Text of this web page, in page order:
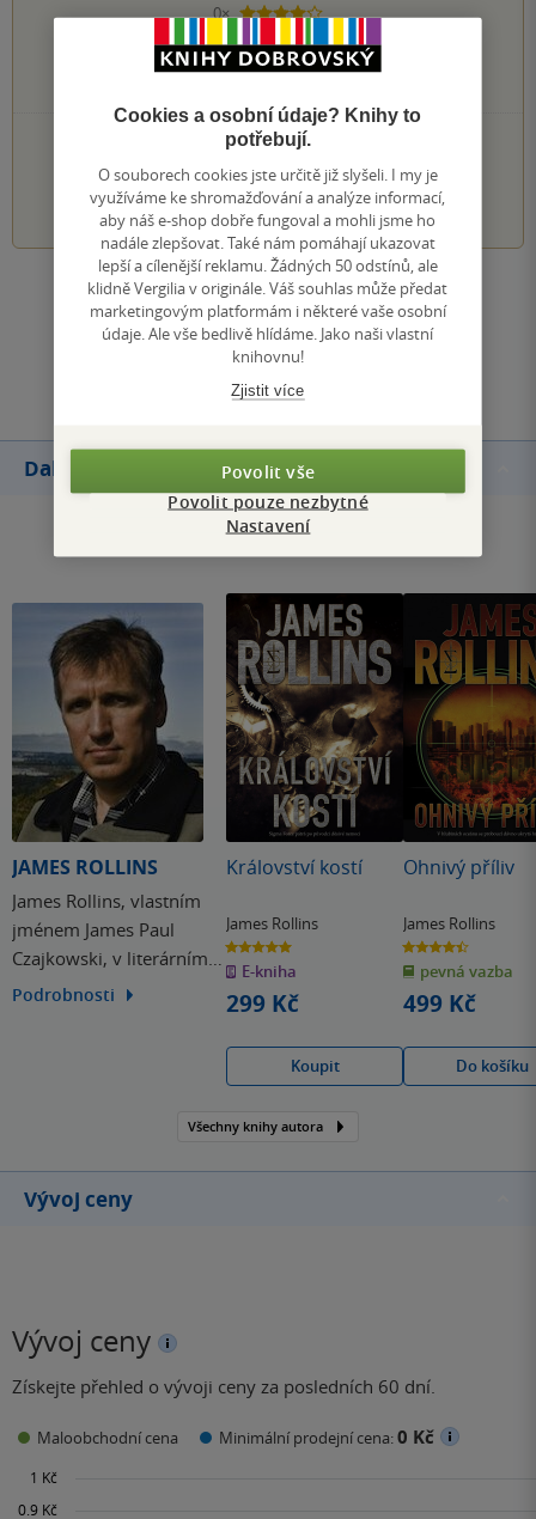
0×
4 hvězdičky
3 hvězdičky
0×
2 hvězdičky
PŘIDEJTE SVÉ HODNOCENÍ KNIHY
1 2 3 4 5
Zobrazit všechna hodnocení
Přidat hodnocení
Další knihy autora
JAMES ROLLINS
James Rollins, vlastním
jménem James Paul
Czajkowski, v literárním
světě též někdy
nejlepších autorů
vědeckých thrillerů a…
Podrobnosti
Království kostí
James Rollins
5.0
z
5
hvězdiček
E-kniha
299 Kč
Koupit
Ohnivý příliv
James Rollins
4.4
z
5
hvězdiček
pevná vazba
499 Kč
Do košíku
Všechny knihy autora
Vývoj ceny
Vývoj ceny
Získejte přehled o vývoji ceny za posledních 60 dní.
Maloobchodní cena Minimální prodejní cena:0 Kč
Cookies a osobní údaje? Knihy to
potřebují.
O souborech cookies jste určitě již slyšeli. I my je
využíváme ke shromažďování a analýze informací,
aby náš e-shop dobře fungoval a mohli jsme ho
nadále zlepšovat. Také nám pomáhají ukazovat
lepší a cílenější reklamu. Žádných 50 odstínů, ale
klidně Vergilia v originále. Váš souhlas může předat
marketingovým platformám i některé vaše osobní
údaje. Ale vše bedlivě hlídáme. Jako naši vlastní
knihovnu!
Zjistit více
Povolit vše
Povolit pouze nezbytné
Nastavení